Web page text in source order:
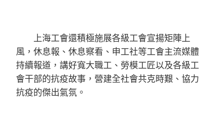
上海工會還積極施展各級工會宣揚矩陣上
風，休息報、休息察看、申工社等工會主流媒體
持續報道，講好寬大職工、勞模工匠以及各級工
會干部的抗疫故事，營建全社會共克時艱、協力
抗疫的傑出氣氛。